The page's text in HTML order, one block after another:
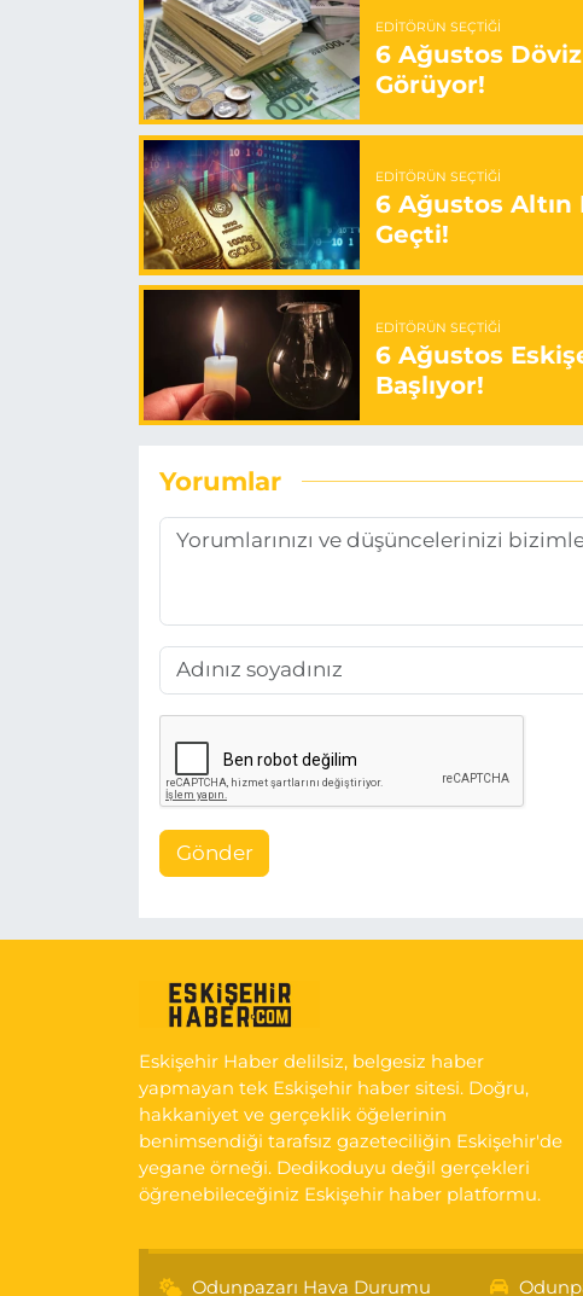
EDITÖRÜN SEÇTIĞI
6 Ağustos
Görüyor!
EDITÖRÜN SEÇTIĞI
6 Ağustos Altın
Geçti!
EDITÖRÜN SEÇTIĞI
6 Ağustos
Başlıyor!
Yorumlar
Gönder
Eskişehir Haber delilsiz, belgesiz haber
yapmayan tek Eskişehir haber sitesi. Doğru,
hakkaniyet ve gerçeklik öğelerinin
benimsendiği tarafsız gazeteciliğin Eskişehir'de
yegane örneği. Dedikoduyu değil gerçekleri
öğrenebileceğiniz Eskişehir haber platformu.
Odunpazarı Hava Durumu